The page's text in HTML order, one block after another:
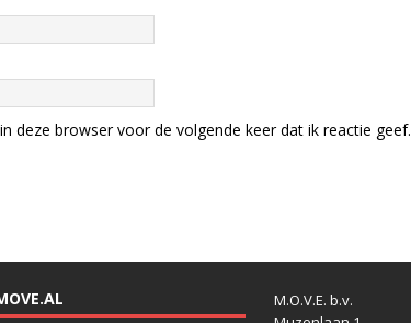
deze browser voor de volgende keer dat ik reactie geef.
M.O.V.E. b.v.